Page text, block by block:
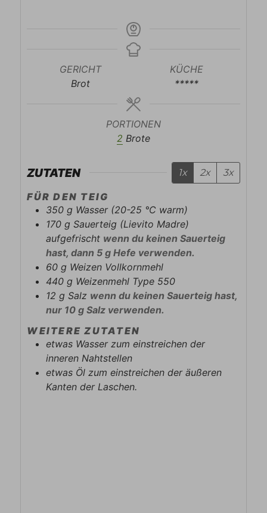
GERICHT
Brot
KÜCHE
*****
PORTIONEN
2 Brote
ZUTATEN 1x 2x 3x
FÜR DEN TEIG
350 g Wasser (20-25 °C warm)
170 g Sauerteig (Lievito Madre)
aufgefrischt wenn du keinen Sauerteig
hast, dann 5 g Hefe verwenden.
60 g Weizen Vollkornmehl
440 g Weizenmehl Type 550
12 g Salz wenn du keinen Sauerteig hast,
nur 10 g Salz verwenden.
WEITERE ZUTATEN
etwas Wasser zum einstreichen der
inneren Nahtstellen
etwas Öl zum einstreichen der äußeren
Kanten der Laschen.